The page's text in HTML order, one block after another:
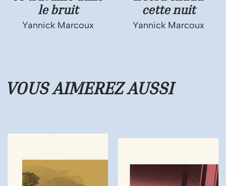
le bruit
Yannick Marcoux
cette nuit
Yannick Marcoux
VOUS AIMEREZAUSSI